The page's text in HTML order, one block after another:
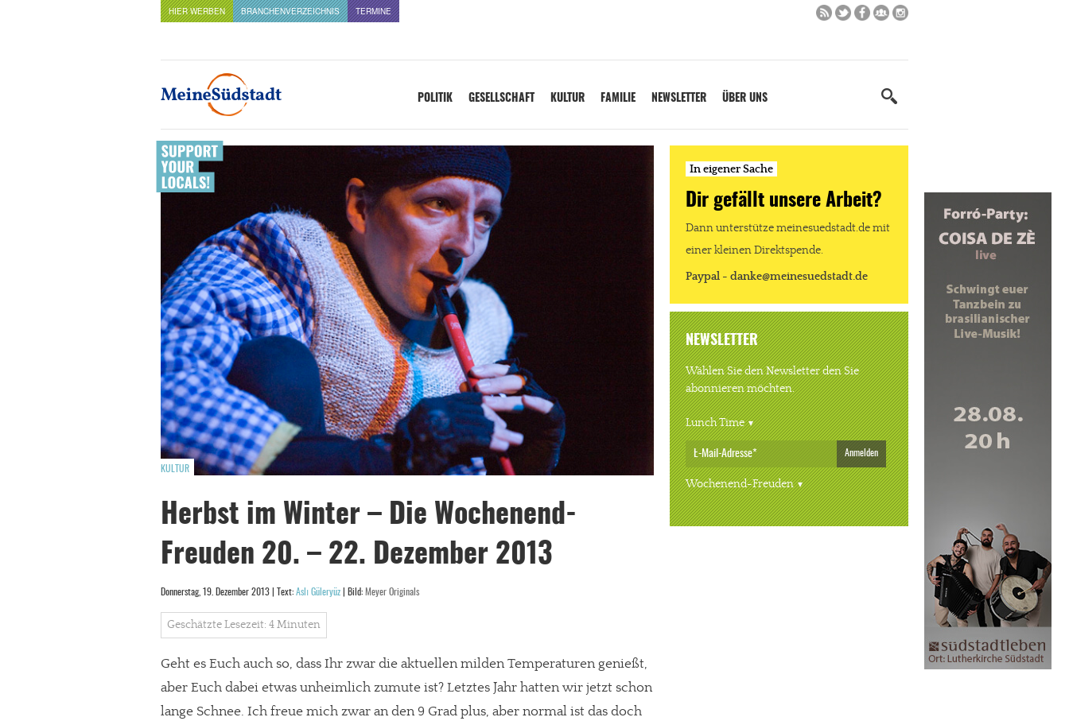
HIER WERBEN BRANCHENVERZEICHNIS TERMINE
POLITIK GESELLSCHAFT KULTUR FAMILIE NEWSLETTER ÜBER UNS
KULTUR
Herbst im Winter – Die Wochenend-
Freuden 20. – 22. Dezember 2013
Donnerstag, 19. Dezember 2013 | Text: Aslı Güleryüz | Bild: Meyer Originals
Geschätzte Lesezeit: 4 Minuten
Geht es Euch auch so, dass Ihr zwar die aktuellen milden Temperaturen genießt,
aber Euch dabei etwas unheimlich zumute ist? Letztes Jahr hatten wir jetzt schon
lange Schnee. Ich freue mich zwar an den 9 Grad plus, aber normal ist das doch
In eigener Sache
Dir gefällt unsere Arbeit?
Dann unterstütze meinesuedstadt.de mit
einer kleinen Direktspende.
Paypal - danke@meinesuedstadt.de
NEWSLETTER
Wählen Sie den Newsletter den Sie
abonnieren möchten.
Lunch Time
Anmelden
Wochenend-Freuden